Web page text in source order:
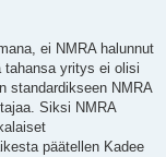
ei NMRA halunnut
yritys ei olisi
standardikseen NMRA
Siksi NMRA
päätellen Kadee